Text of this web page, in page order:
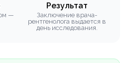
—
Результат
Заключение врача-
рентгенолога выдается в
день исследования.